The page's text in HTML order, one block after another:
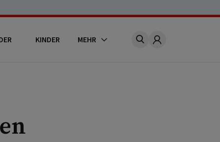
KINDER MEHR Account